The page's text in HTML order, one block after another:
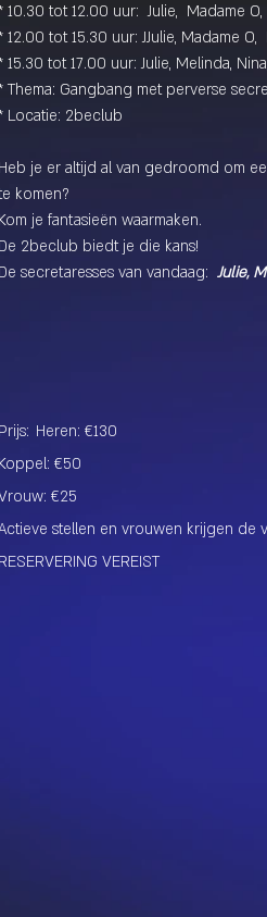
10.30 tot 12.00 uur: Julie,  Madame
12.00 tot 15.30 uur: JJulie, Madame O,
15.30 tot 17.00 uur: Julie, Melinda,
Thema: Gangbang met perverse
Locatie: 2beclub
Heb je er altijd al van gedroomd om
komen?
Kom je fantasieën waarmaken.
De 2beclub biedt je die kans!
De secretaresses van vandaag: Julie,
Prijs: Heren: €130
Koppel: €50
€25
stellen en vrouwen krijgen de
RESERVERING VEREIST